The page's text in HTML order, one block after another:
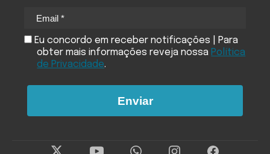
Eu concordo em receber notificações | Para
obter mais informações reveja nossa Política
de Privacidade.
Enviar